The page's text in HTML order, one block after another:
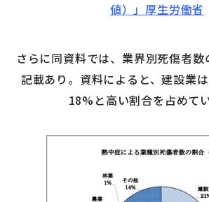
値）」厚生労働省
さらに同資料では、業界別死傷者数
記載あり。資料によると、建設業
18%と高い割合を占めてい